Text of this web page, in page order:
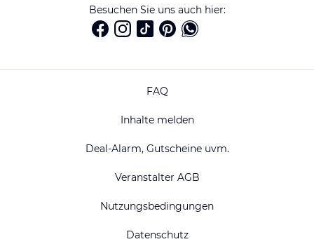
Besuchen Sie uns auch hier:
FAQ
Inhalte melden
Deal-Alarm, Gutscheine uvm.
Veranstalter AGB
Nutzungsbedingungen
Datenschutz